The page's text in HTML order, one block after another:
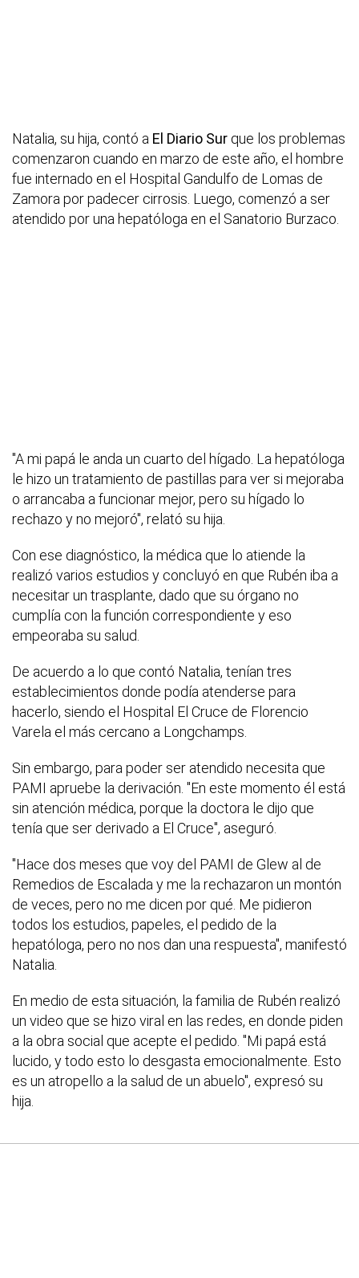
Natalia, su hija, contó a El Diario Sur que los problemas
comenzaron cuando en marzo de este año, el hombre
fue internado en el Hospital Gandulfo de Lomas de
Zamora por padecer cirrosis. Luego, comenzó a ser
atendido por una hepatóloga en el Sanatorio Burzaco.
"A mi papá le anda un cuarto del hígado. La hepatóloga
le hizo un tratamiento de pastillas para ver si mejoraba
o arrancaba a funcionar mejor, pero su hígado lo
rechazo y no mejoró", relató su hija.
Con ese diagnóstico, la médica que lo atiende la
realizó varios estudios y concluyó en que Rubén iba a
necesitar un trasplante, dado que su órgano no
cumplía con la función correspondiente y eso
empeoraba su salud.
De acuerdo a lo que contó Natalia, tenían tres
establecimientos donde podía atenderse para
hacerlo, siendo el Hospital El Cruce de Florencio
Varela el más cercano a Longchamps.
Sin embargo, para poder ser atendido necesita que
PAMI apruebe la derivación. "En este momento él está
sin atención médica, porque la doctora le dijo que
tenía que ser derivado a El Cruce", aseguró.
"Hace dos meses que voy del PAMI de Glew al de
Remedios de Escalada y me la rechazaron un montón
de veces, pero no me dicen por qué. Me pidieron
todos los estudios, papeles, el pedido de la
hepatóloga, pero no nos dan una respuesta", manifestó
Natalia.
En medio de esta situación, la familia de Rubén realizó
un video que se hizo viral en las redes, en donde piden
a la obra social que acepte el pedido. "Mi papá está
lucido, y todo esto lo desgasta emocionalmente. Esto
es un atropello a la salud de un abuelo", expresó su
hija.